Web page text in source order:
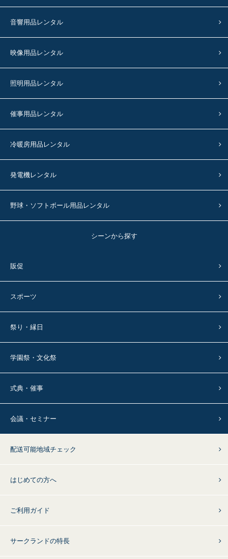
音響用品レンタル
映像用品レンタル
照明用品レンタル
催事用品レンタル
冷暖房用品レンタル
発電機レンタル
野球・ソフトボール用品レンタル
シーンから探す
販促
スポーツ
祭り・縁日
学園祭・文化祭
式典・催事
会議・セミナー
配送可能地域チェック
はじめての方へ
ご利用ガイド
サークランドの特長